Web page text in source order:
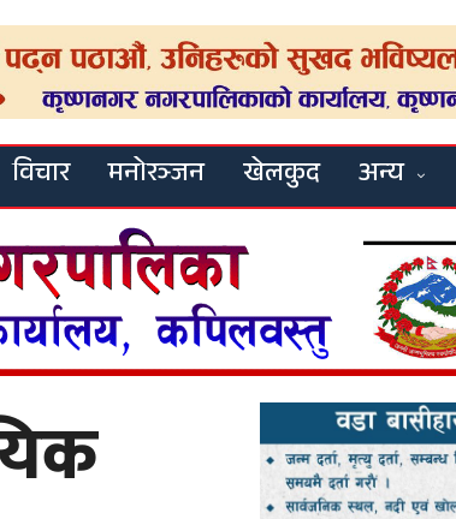
विचार मनोरञ्जन खेलकुद अन्य